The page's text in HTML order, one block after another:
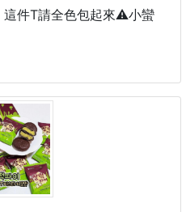
／盒🉐🉐
合
克力
這件T請全色包起來⚠️小蠻
小蠻腰正肩短袖T來了！
肩，告別溜肩塌塌女孩
輕鬆穿出小蠻腰線！